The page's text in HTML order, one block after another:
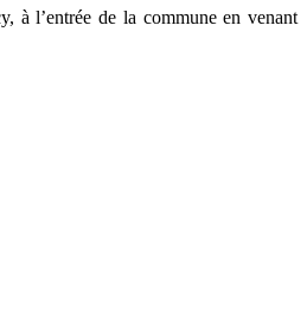
à l’entrée de la commune en venant